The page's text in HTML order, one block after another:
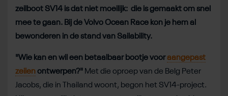
zeilboot SV14 is dat niet moeilijk: die is gemaakt om snel
mee te gaan. Bij de Volvo Ocean Race kon je hem al
bewonderen in de stand van Sailability.
"Wie kan en wil een betaalbaar bootje vooraangepast
zeilenontwerpen?" Met die oproep van de Belg Peter
Jacobs, die in Thailand woont, begon het SV14-project.